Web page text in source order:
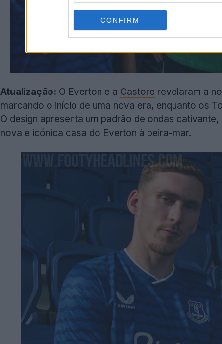
CONFIRM
Atualização: O Everton e a Castore revelaram a
marcando o início de uma nova era, enquanto os
O design apresenta um padrão de ondas
nova e icónica casa do Everton à beira-mar.